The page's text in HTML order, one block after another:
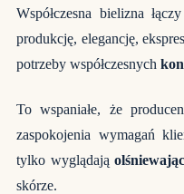
Współczesna bielizna
produkcję, elegancję,
potrzeby współczesnych
To wspaniałe, że
zaspokojenia wymagań
tylko wyglądają
skórze.